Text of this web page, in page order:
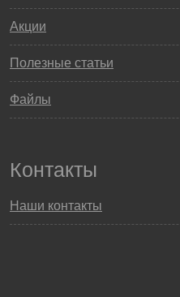
Акции
Полезные статьи
Файлы
Контакты
Наши контакты